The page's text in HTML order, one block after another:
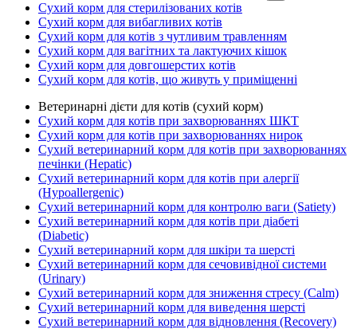
Сухий корм для стерилізованих котів
Сухий корм для вибагливих котів
Сухий корм для котів з чутливим травленням
Сухий корм для вагітних та лактуючих кішок
Сухий корм для довгошерстих котів
Сухий корм для котів, що живуть у приміщенні
Ветеринарні дієти для котів (сухий корм)
Сухий корм для котів при захворюваннях ШКТ
Сухий корм для котів при захворюваннях нирок
Сухий ветеринарний корм для котів при захворюваннях
печінки (Hepatic)
Сухий ветеринарний корм для котів при алергії
(Hypoallergenic)
Сухий ветеринарний корм для контролю ваги (Satiety)
Сухий ветеринарний корм для котів при діабеті
(Diabetic)
Сухий ветеринарний корм для шкіри та шерсті
Сухий ветеринарний корм для сечовивідної системи
(Urinary)
Сухий ветеринарний корм для зниження стресу (Calm)
Сухий ветеринарний корм для виведення шерсті
Сухий ветеринарний корм для відновлення (Recovery)